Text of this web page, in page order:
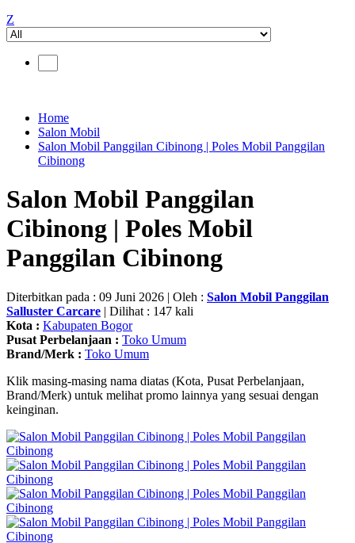
Z
Home
Salon Mobil
Salon Mobil Panggilan Cibinong | Poles Mobil Panggilan
Cibinong
Salon Mobil Panggilan
Cibinong | Poles Mobil
Panggilan Cibinong
Diterbitkan pada : 09 Juni 2026 | Oleh : Salon Mobil Panggilan
Salluster Carcare | Dilihat : 147 kali
Kota : Kabupaten Bogor
Pusat Perbelanjaan : Toko Umum
Brand/Merk : Toko Umum
Klik masing-masing nama diatas (Kota, Pusat Perbelanjaan,
Brand/Merk) untuk melihat promo lainnya yang sesuai dengan
keinginan.